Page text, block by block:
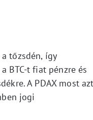
tőzsdén, így
BTC-t fiat pénzre és
A PDAX most azt
jogi